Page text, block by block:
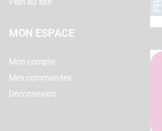
MON ESPACE
Mon compte
Mes commandes
Déconnexion